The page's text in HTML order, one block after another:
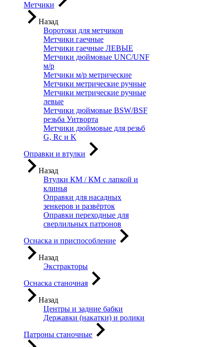
Метчики
Назад
Воротоки для метчиков
Метчики гаечные
Метчики гаечные ЛЕВЫЕ
Метчики дюймовые UNC/UNF
м/р
Метчики м/р метрические
Метчики метрические ручные
Метчики метрические ручные
левые
Метчики дюймовые BSW/BSF
резьба Уитворта
Метчики дюймовые для резьб
G, Rc и K
Оправки и втулки
Назад
Втулки КМ / КМ с лапкой и
клинья
Оправки для насадных
зенкеров и развёрток
Оправки переходные для
сверлильных патронов
Оснаска и приспособление
Назад
Экстракторы
Оснаска станочная
Назад
Центры и задние бабки
Державки (накатки) и ролики
Патроны станочные